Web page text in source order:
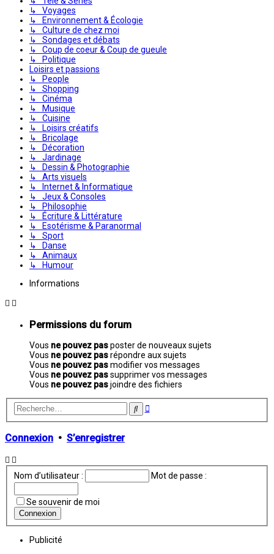
↳ Voyages
↳ Environnement & Écologie
↳ Culture de chez moi
↳ Sondages et débats
↳ Coup de coeur & Coup de gueule
↳ Politique
Loisirs et passions
↳ People
↳ Shopping
↳ Cinéma
↳ Musique
↳ Cuisine
↳ Loisirs créatifs
↳ Bricolage
↳ Décoration
↳ Jardinage
↳ Dessin & Photographie
↳ Arts visuels
↳ Internet & Informatique
↳ Jeux & Consoles
↳ Philosophie
↳ Écriture & Littérature
↳ Esotérisme & Paranormal
↳ Sport
↳ Danse
↳ Animaux
↳ Humour
Informations
Permissions du forum
Vous ne pouvez pasposter de nouveaux sujets
Vous ne pouvez pasrépondre aux sujets
Vous ne pouvez pasmodifier vos messages
Vous ne pouvez passupprimer vos messages
Vous ne pouvez pasjoindre des fichiers
Rechercher
Recherche
Connexion • S’enregistrer
Nom d’utilisateur : Mot de passe :
Se souvenir de moi
Publicité